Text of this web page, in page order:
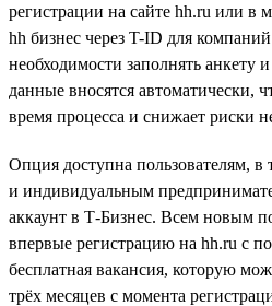
регистрации на сайте hh.ru или в
hh бизнес через T-ID для
необходимости заполнять анкету
данные вносятся автоматически,
время процесса и снижает риски
Опция доступна пользователям, в
и индивидуальным
аккаунт в Т-Бизнес. Всем новым
впервые регистрацию на hh.ru с
бесплатная вакансия, которую
трёх месяцев с момента